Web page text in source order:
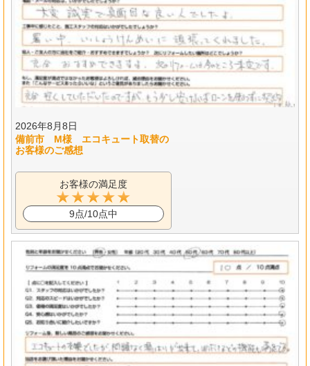
2026年8月8日
備前市 M様 エコキュート取替の
お客様のご感想
お客様の満足度
9点/10点中